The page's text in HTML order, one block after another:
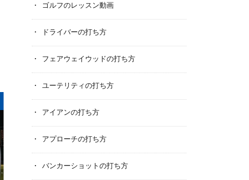
ゴルフのレッスン動画
ドライバーの打ち方
フェアウェイウッドの打ち方
ユーテリティの打ち方
アイアンの打ち方
アプローチの打ち方
バンカーショットの打ち方